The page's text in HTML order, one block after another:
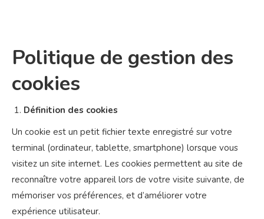
Politique de gestion des
cookies
Définition des cookies
Un cookie est un petit fichier texte enregistré sur votre
terminal (ordinateur, tablette, smartphone) lorsque vous
visitez un site internet. Les cookies permettent au site de
reconnaître votre appareil lors de votre visite suivante, de
mémoriser vos préférences, et d’améliorer votre
expérience utilisateur.